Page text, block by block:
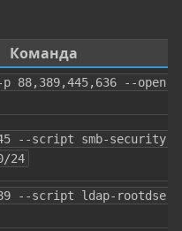
Команда
p 88,389,445,636 --open
--script smb-security-
24
--script ldap-rootdse